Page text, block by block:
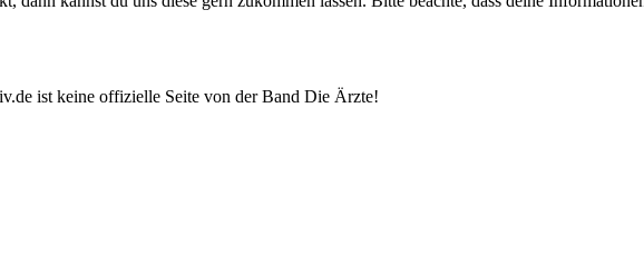
ist keine offizielle Seite von der Band Die Ärzte!